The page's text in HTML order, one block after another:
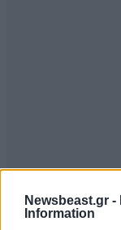
Newsbeast.gr -
Information